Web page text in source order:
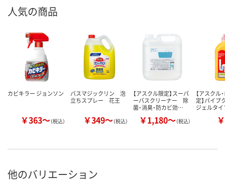
人気の商品
カビキラー ジョンソン
￥363～（税込）
バスマジックリン 泡
立ちスプレー 花王
￥349～（税込）
【アスクル限定】スーパ
ーバスクリーナー 除
菌・消臭・防カビ効…
￥1,180～（税込）
【アスクル
定】パイプ
ジェルタイ
他のバリエーション